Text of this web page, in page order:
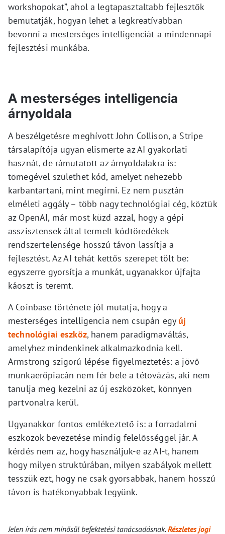
workshopokat”, ahol a legtapasztaltabb fejlesztők
bemutatják, hogyan lehet a legkreatívabban
bevonni a mesterséges intelligenciát a mindennapi
fejlesztési munkába.
A mesterséges intelligencia
árnyoldala
A beszélgetésre meghívott John Collison, a Stripe
társalapítója ugyan elismerte az AI gyakorlati
hasznát, de rámutatott az árnyoldalakra is:
tömegével születhet kód, amelyet nehezebb
karbantartani, mint megírni. Ez nem pusztán
elméleti aggály – több nagy technológiai cég, köztük
az OpenAI, már most küzd azzal, hogy a gépi
asszisztensek által termelt kódtöredékek
rendszertelensége hosszú távon lassítja a
fejlesztést. Az AI tehát kettős szerepet tölt be:
egyszerre gyorsítja a munkát, ugyanakkor újfajta
káoszt is teremt.
A Coinbase története jól mutatja, hogy a
mesterséges intelligencia nem csupán egy új
technológiai eszköz, hanem paradigmaváltás,
amelyhez mindenkinek alkalmazkodnia kell.
Armstrong szigorú lépése figyelmeztetés: a jövő
munkaerőpiacán nem fér bele a tétovázás, aki nem
tanulja meg kezelni az új eszközöket, könnyen
partvonalra kerül.
Ugyanakkor fontos emlékeztető is: a forradalmi
eszközök bevezetése mindig felelősséggel jár. A
kérdés nem az, hogy használjuk-e az AI-t, hanem
hogy milyen struktúrában, milyen szabályok mellett
tesszük ezt, hogy ne csak gyorsabbak, hanem hosszú
távon is hatékonyabbak legyünk.
Jelen írás nem minősül befektetési tanácsadásnak.Részletes jogi